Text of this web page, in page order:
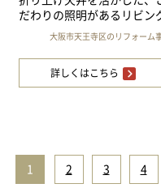
だわりの照明があるリビン
大阪市天王寺区のリフォーム
詳しくはこちら
1 2 3 4